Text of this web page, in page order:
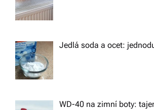
t
i
o
n
Jedlá soda a ocet:
WD-40 na zimní boty: